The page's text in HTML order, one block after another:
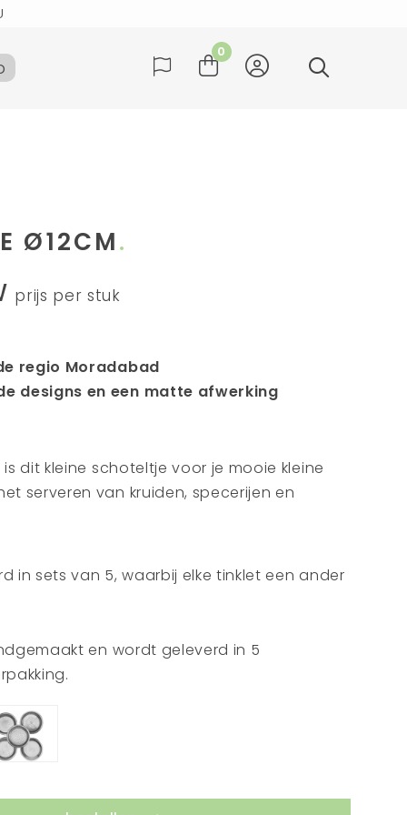
0
Ø12CM
prijs per stuk
regio Moradabad
designs en een matte afwerking
dit kleine schoteltje voor je mooie kleine
serveren van kruiden, specerijen en
zeepje of een stukje holywood op neer
Indiase cultuur bestaan ​​er traditionele
ambachtslieden het metaal met de
prachtige decoraties aanbrengen. Een
wordt overgedragen van vader op zoon.
nooit terwijl ze de details op elk dienblad
in sets van 5, waarbij elke tinklet een ander
en wordt geleverd in 5